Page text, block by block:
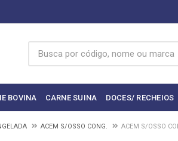
BOVINA CARNE SUINA DOCES/ RECHEIOS
ACEM S/OSSO CONG. ACEM S/OSSO